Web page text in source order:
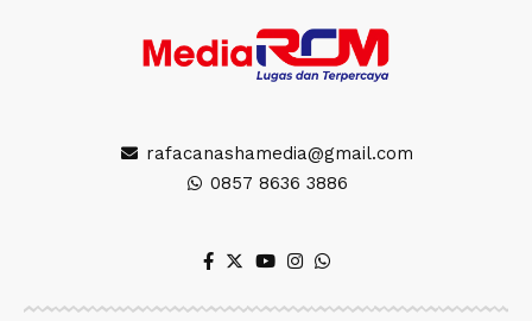
rafacanashamedia@gmail.com
0857 8636 3886